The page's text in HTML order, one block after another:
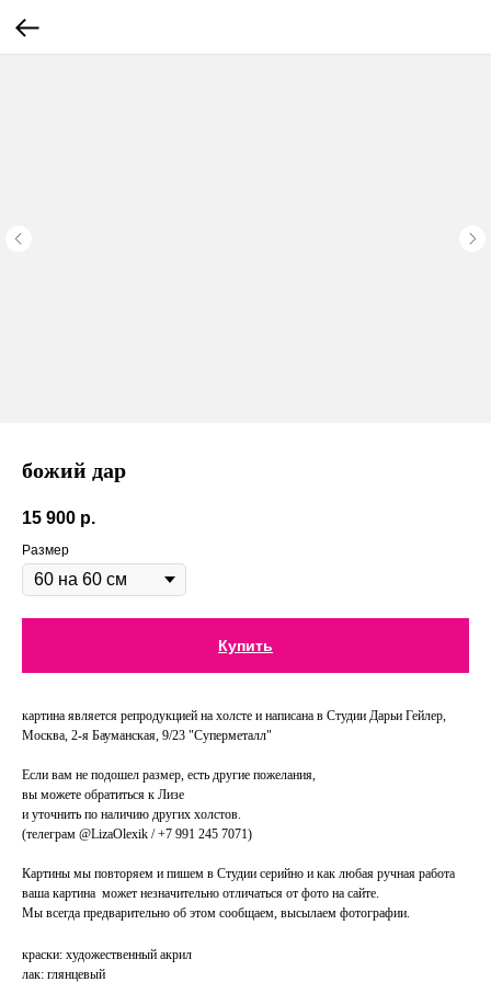
божий дар
15 900 р.
Размер
Купить
картина является репродукцией на холсте и написана в Студии Дарьи Гейлер,
Москва, 2-я Бауманская, 9/23 "Суперметалл"
Если вам не подошел размер, есть другие пожелания,
вы можете обратиться к Лизе
и уточнить по наличию других холстов.
(телеграм @LizaOlexik / +7 991 245 7071)
Картины мы повторяем и пишем в Студии серийно и как любая ручная работа
ваша картина может незначительно отличаться от фото на сайте.
Мы всегда предварительно об этом сообщаем, высылаем фотографии.
краски: художественный акрил
лак: глянцевый